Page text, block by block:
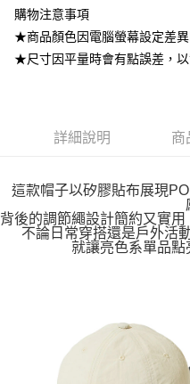
全家取貨付款
每筆NT$80，滿NT$799(含以
每筆NT$80，滿NT$799(含以
付款後7-11取貨
每筆NT$80，滿NT$799(含以
每筆NT$100，滿NT$799(含以
購物注意事項
★商品顏色因電腦螢幕設定差
★尺寸因平量時會有點誤差，
詳細說明 商
這款帽子以矽膠貼布展現
背後的調節繩設計簡約又實
不論日常穿搭還是戶外活
就讓亮色系單品點